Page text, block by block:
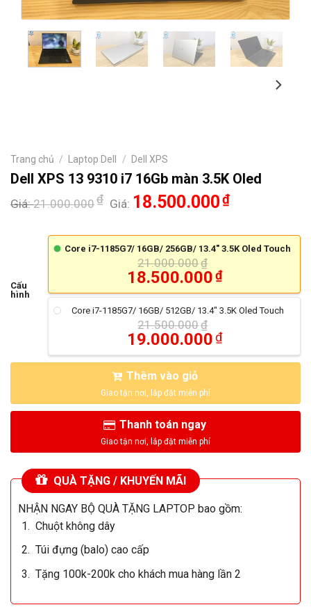
Trang chủ / Laptop Dell / Dell XPS
Dell XPS 13 9310 i7 16Gb màn 3.5K Oled
Giá:21.000.000₫ Giá: 18.500.000₫
Cấu
hình
Core i7-1185G7/ 16GB/ 256GB/ 13.4" 3.5K Oled Touch
21.000.000₫
18.500.000₫
Core i7-1185G7/ 16GB/ 512GB/ 13.4" 3.5K Oled Touch
21.500.000₫
19.000.000₫
Thêm vào giỏ
Thanh toán ngay
QUÀ TẶNG / KHUYẾN MÃI
NHẬN NGAY BỘ QUÀ TẶNG LAPTOP bao gồm:
Chuột không dây
Túi đựng (balo) cao cấp
Tặng 100k-200k cho khách mua hàng lần 2